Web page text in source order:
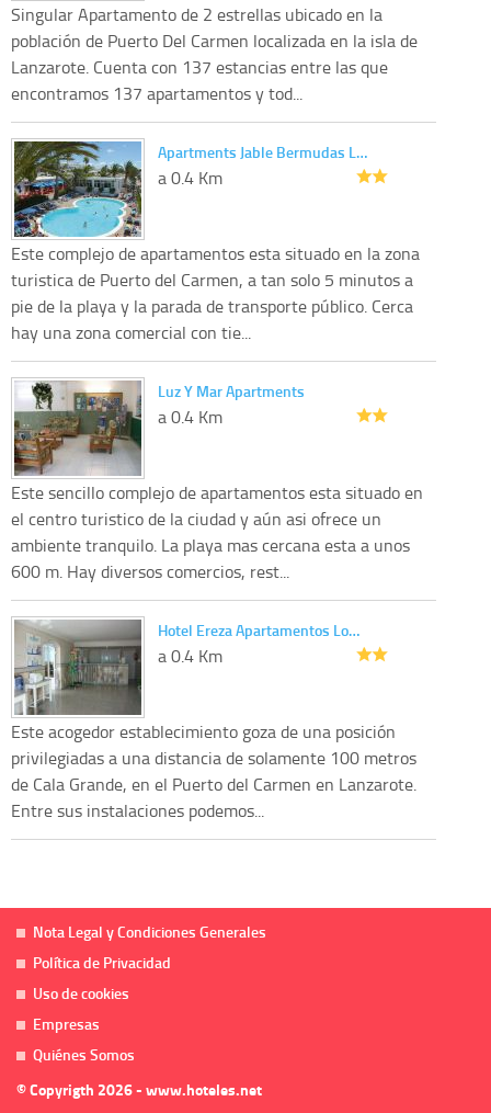
Singular Apartamento de 2 estrellas ubicado en la
población de Puerto Del Carmen localizada en la isla de
Lanzarote. Cuenta con 137 estancias entre las que
encontramos 137 apartamentos y tod...
Apartments Jable Bermudas L…
a 0.4 Km
Este complejo de apartamentos esta situado en la zona
turistica de Puerto del Carmen, a tan solo 5 minutos a
pie de la playa y la parada de transporte público. Cerca
hay una zona comercial con tie...
Luz Y Mar Apartments
a 0.4 Km
Este sencillo complejo de apartamentos esta situado en
el centro turistico de la ciudad y aún asi ofrece un
ambiente tranquilo. La playa mas cercana esta a unos
600 m. Hay diversos comercios, rest...
Hotel Ereza Apartamentos Lo…
a 0.4 Km
Este acogedor establecimiento goza de una posición
privilegiadas a una distancia de solamente 100 metros
de Cala Grande, en el Puerto del Carmen en Lanzarote.
Entre sus instalaciones podemos...
Nota Legal y Condiciones Generales
Política de Privacidad
Uso de cookies
Empresas
Quiénes Somos
© Copyrigth 2026 - www.hoteles.net